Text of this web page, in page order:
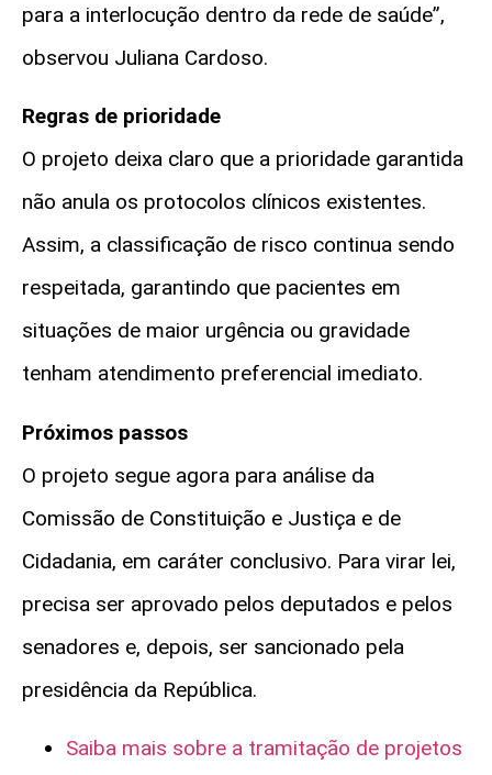
para a interlocução dentro da rede de saúde”,
observou Juliana Cardoso.
Regras de prioridade
O projeto deixa claro que a prioridade garantida
não anula os protocolos clínicos existentes.
Assim, a classificação de risco continua sendo
respeitada, garantindo que pacientes em
situações de maior urgência ou gravidade
tenham atendimento preferencial imediato.
Próximos passos
O projeto segue agora para análise da
Comissão de Constituição e Justiça e de
Cidadania, em caráter conclusivo. Para virar lei,
precisa ser aprovado pelos deputados e pelos
senadores e, depois, ser sancionado pela
presidência da República.
Saiba mais sobre a tramitação de projetos